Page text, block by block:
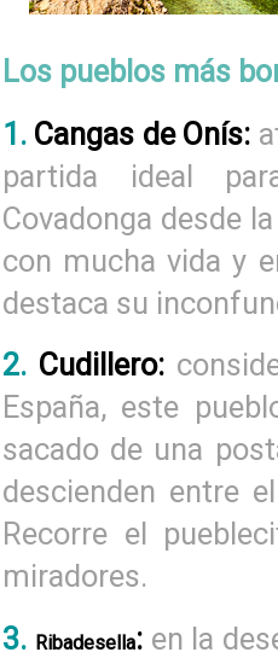
Los pueblos más
1. Cangas de Onís:
partida ideal
Covadonga desde
con mucha vida y
destaca su
2. Cudillero:
España, este
sacado de una
descienden entre
Recorre el
miradores.
3. Ribadesella: en la